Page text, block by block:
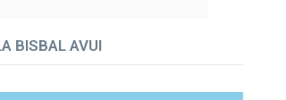
BISBAL AVUI